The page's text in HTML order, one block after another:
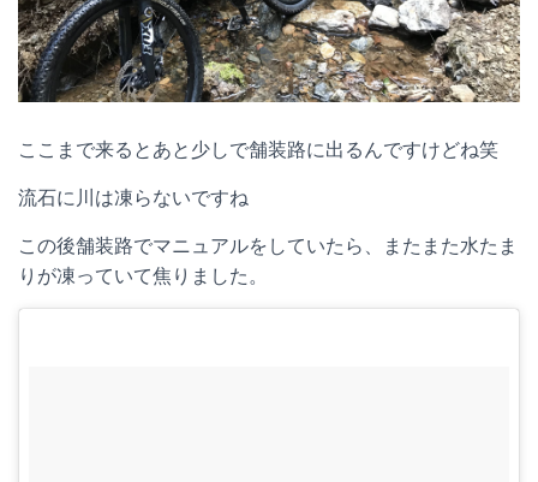
ここまで来るとあと少しで舗装路に出るんですけどね笑
流石に川は凍らないですね
この後舗装路でマニュアルをしていたら、またまた水たま
りが凍っていて焦りました。